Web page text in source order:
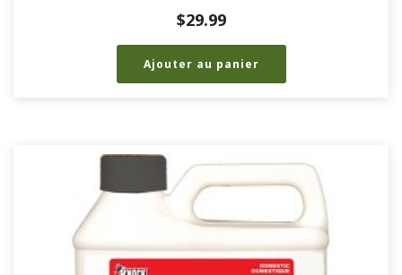
$29.99
Ajouter au panier